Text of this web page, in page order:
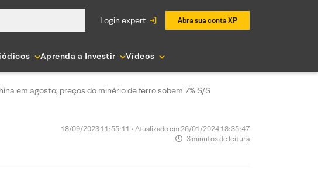
login expert Abra sua conta XP
Aprenda a Investir Vídeos
em agosto; preços do minério de ferro sobem 7% S/S
18/09/2023 11:55:11 • Atualizado em 26/01/2024 18:35:47
3 minutos de leitura